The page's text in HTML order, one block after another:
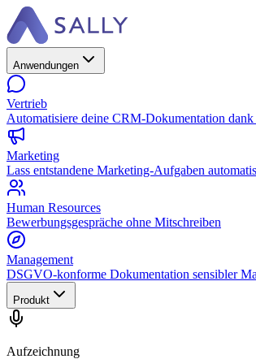
Anwendungen
Vertrieb
Automatisiere deine CRM-Dokumentation
Marketing
Lass entstandene Marketing-Aufgaben
Human Resources
Bewerbungsgespräche ohne Mitschreiben
Management
DSGVO-konforme Dokumentation sensibler
Produkt
Aufzeichnung